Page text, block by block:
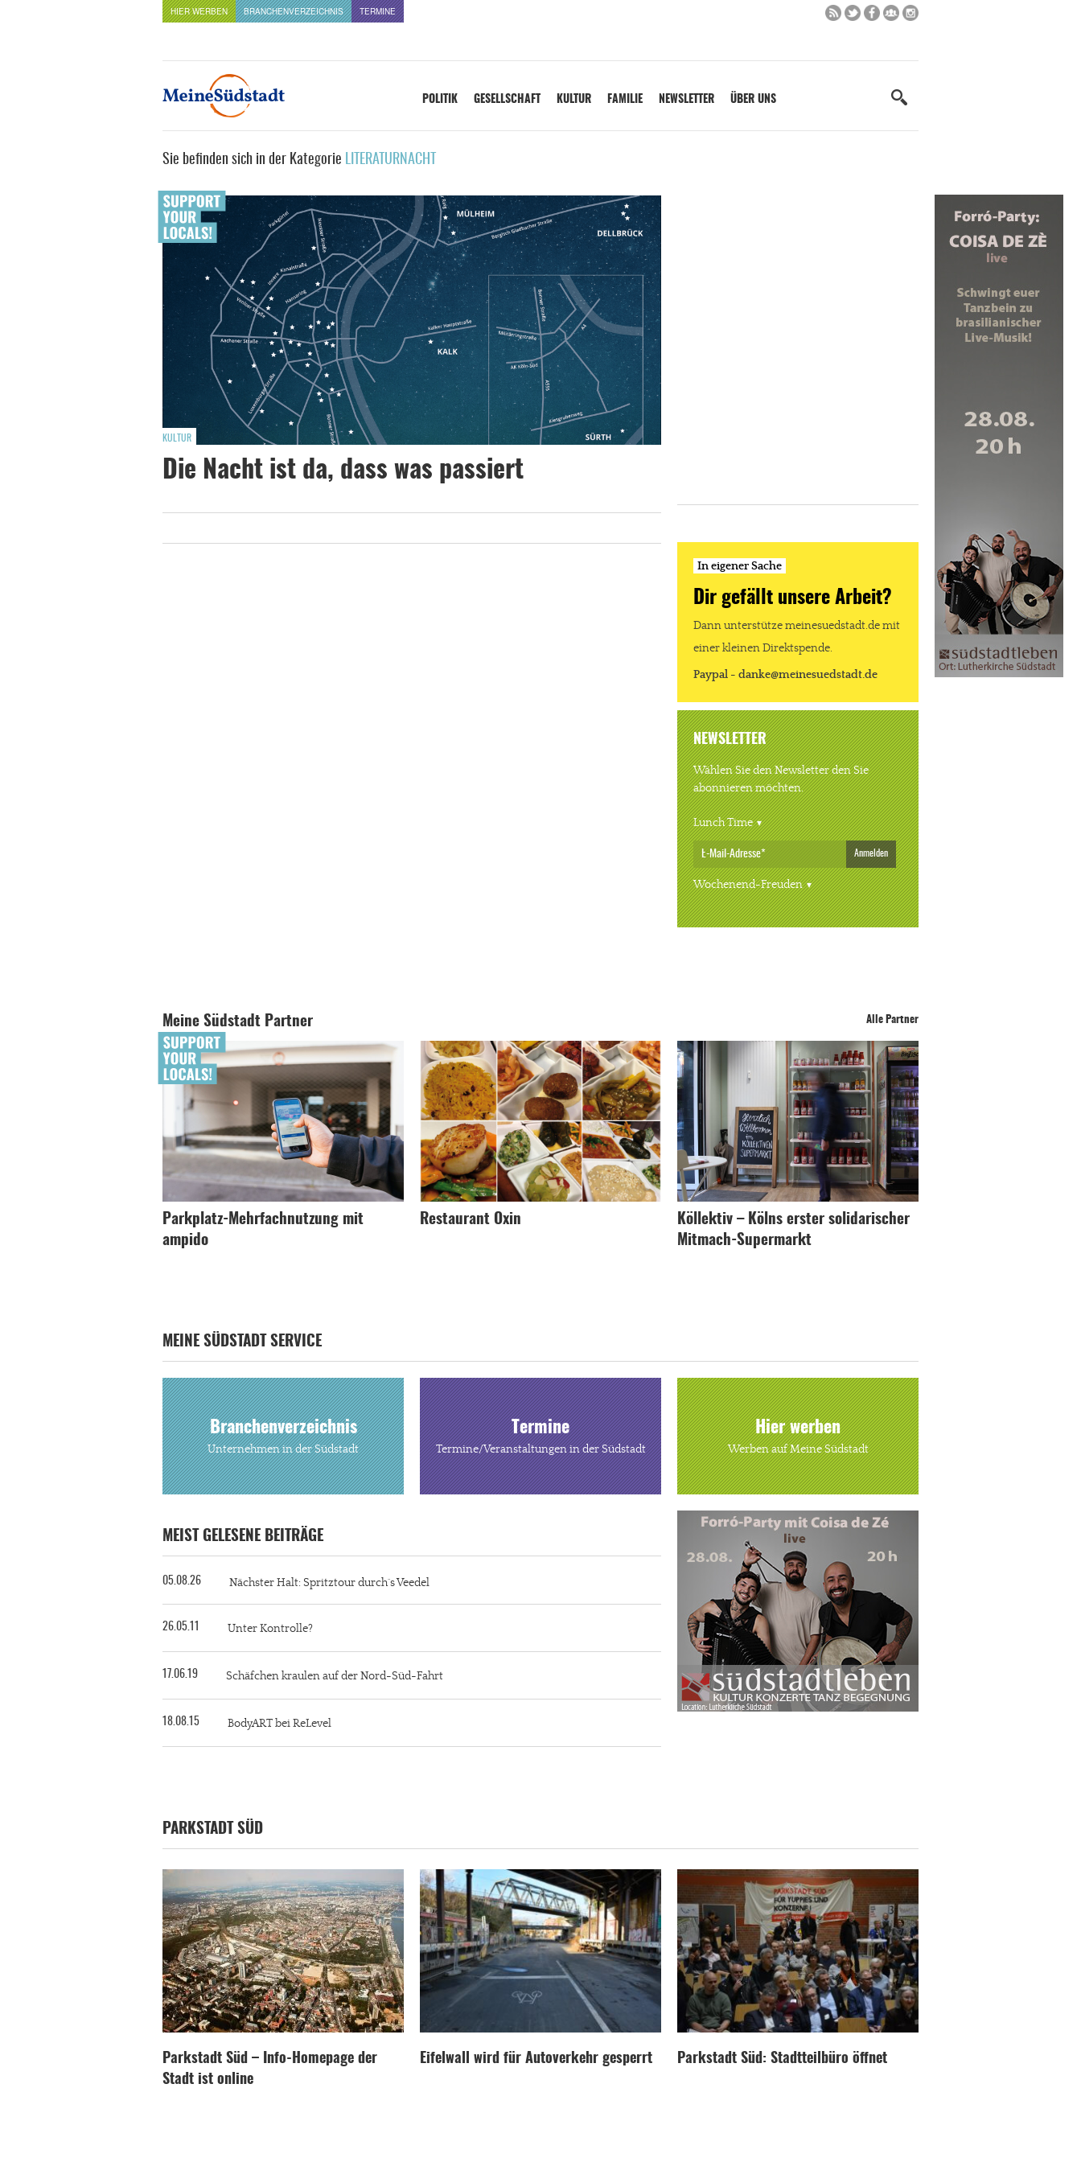
HIER WERBEN BRANCHENVERZEICHNIS TERMINE
POLITIK GESELLSCHAFT KULTUR FAMILIE NEWSLETTER ÜBER UNS
Sie befinden sich in der Kategorie LITERATURNACHT
KULTUR
Die Nacht ist da, dass was passiert
In eigener Sache
Dir gefällt unsere Arbeit?
Dann unterstütze meinesuedstadt.de mit
einer kleinen Direktspende.
Paypal - danke@meinesuedstadt.de
NEWSLETTER
Wählen Sie den Newsletter den Sie
abonnieren möchten.
Lunch Time
Anmelden
Wochenend-Freuden
Meine Südstadt Partner Alle Partner
Parkplatz-Mehrfachnutzung mit
ampido
Restaurant Oxin
Köllektiv – Kölns erster solidarischer
Mitmach-Supermarkt
MEINE SÜDSTADT SERVICE
Branchenverzeichnis
Unternehmen in der Südstadt
Termine
Termine/Veranstaltungen in der Südstadt
Hier werben
Werben auf Meine Südstadt
MEIST GELESENE BEITRÄGE
05.08.26 Nächster Halt: Spritztour durch´s Veedel
26.05.11 Unter Kontrolle?
17.06.19 Schäfchen kraulen auf der Nord-Süd-Fahrt
18.08.15 BodyART bei ReLevel
PARKSTADT SÜD
Parkstadt Süd – Info-Homepage der
Stadt ist online
Eifelwall wird für Autoverkehr gesperrt Parkstadt Süd: Stadtteilbüro öffnet